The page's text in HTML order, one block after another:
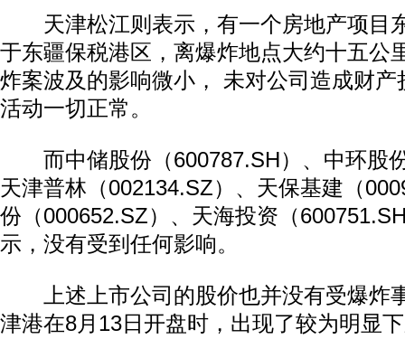
天津松江则表示，有一个房地产项目
于东疆保税港区，离爆炸地点大约十五公
炸案波及的影响微小， 未对公司造成财
活动一切正常。
而中储股份（600787.SH）、中环股
天津普林（002134.SZ）、天保基建（
份（000652.SZ）、天海投资（
示，没有受到任何影响。
上述上市公司的股价也并没有受爆炸
津港在8月13日开盘时，出现了较为明显
动物系恋人啊 | 钟欣潼体验爱情哲学 南